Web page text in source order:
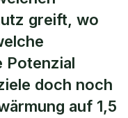
greift, wo
Potenzial
doch noch
auf 1,5